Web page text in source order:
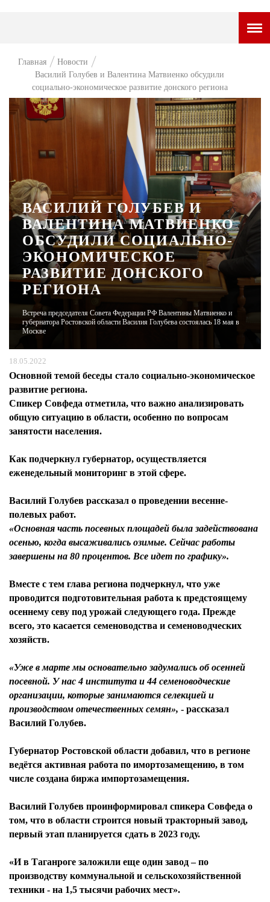
НОВОСТИ
ВОПРОС НЕДЕЛИ
ПРЕМЬЕРА
ТАМ И ТУТ
СТИЛЬ ЖИЗНИ
ХАЙП
ЧЕЛОВЕК ОСОБЕННЫЙ
КУЛЬТ ЕДЫ
АФИША
Главная
Новости
Василий Голубев и Валентина Матвиенко обсудили
социально-экономическое развитие донского региона
ВАСИЛИЙ ГОЛУБЕВ И
ВАЛЕНТИНА МАТВИЕНКО
ОБСУДИЛИ СОЦИАЛЬНО-
ЭКОНОМИЧЕСКОЕ
РАЗВИТИЕ ДОНСКОГО
РЕГИОНА
Встреча председателя Совета Федерации РФ Валентины Матвиенко и
губернатора Ростовской области Василия Голубева состоялась 18 мая в
Москве
18.05.2022
Основной темой беседы стало социально-экономическое
развитие региона.
Спикер Совфеда отметила, что важно анализировать
общую ситуацию в области, особенно по вопросам
занятости населения.
Как подчеркнул губернатор, осуществляется
еженедельный мониторинг в этой сфере.
Василий Голубев рассказал о проведении весенне-
полевых работ.
«Основная часть посевных площадей была задействована
осенью, когда высаживались озимые. Сейчас работы
завершены на 80 процентов. Все идет по графику».
Вместе с тем глава региона подчеркнул, что уже
проводится подготовительная работа к предстоящему
осеннему севу под урожай следующего года. Прежде
всего, это касается семеноводства и семеноводческих
хозяйств.
«Уже в марте мы основательно задумались об осенней
посевной. У нас 4 института и 44 семеноводческие
организации, которые занимаются селекцией и
производством отечественных семян», - рассказал
Василий Голубев.
Губернатор Ростовской области добавил, что в регионе
ведётся активная работа по имортозамещению, в том
числе создана биржа импортозамещения.
Василий Голубев проинформировал спикера Совфеда о
том, что в области строится новый тракторный завод,
первый этап планируется сдать в 2023 году.
«И в Таганроге заложили еще один завод – по
производству коммунальной и сельскохозяйственной
техники - на 1,5 тысячи рабочих мест».